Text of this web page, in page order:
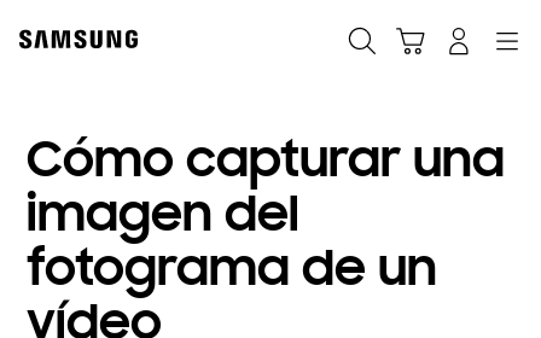
content
Cómo capturar una
imagen del
fotograma de un
vídeo